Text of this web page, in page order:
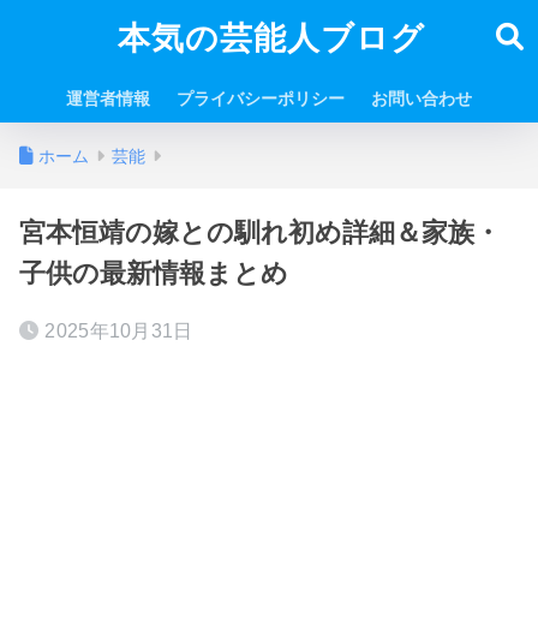
本気の芸能人ブログ
運営者情報 プライバシーポリシー お問い合わせ
ホーム 芸能
宮本恒靖の嫁との馴れ初め詳細＆家族・
子供の最新情報まとめ
2025年10月31日